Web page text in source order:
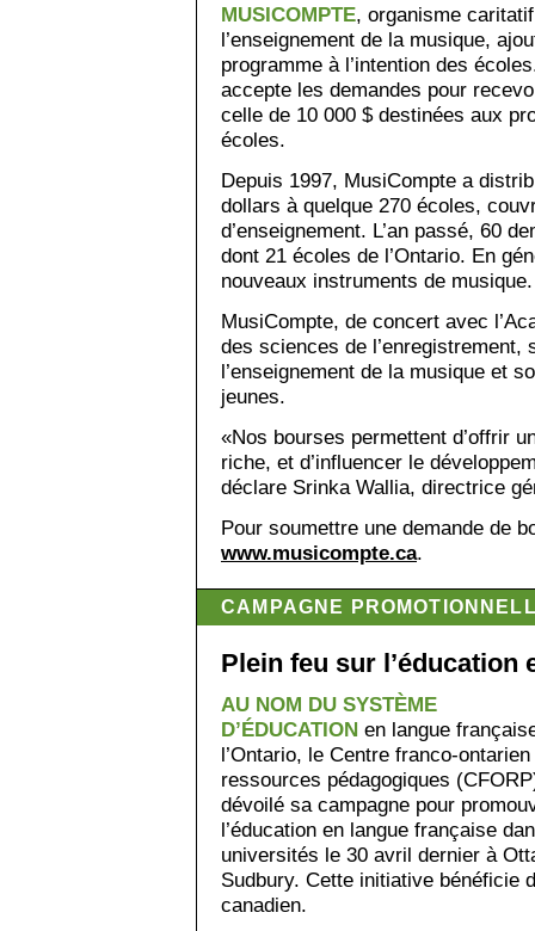
MUSICOMPTE, organisme
l’enseignement de la musique,
programme à l’intention des
accepte les demandes pour
celle de 10 000 $ destinées aux
écoles.
Depuis 1997, MusiCompte a
dollars à quelque 270 écoles,
d’enseignement. L’an passé, 60
dont 21 écoles de l’Ontario. En
nouveaux instruments de musique.
MusiCompte, de concert avec
des sciences de l’enregistrement,
l’enseignement de la musique et
jeunes.
«Nos bourses permettent d’offrir
riche, et d’influencer le
déclare Srinka Wallia, directrice
Pour soumettre une demande de
www.musicompte.ca.
CAMPAGNE
Plein feu sur l’éducation
AU NOM DU SYSTÈME
D’ÉDUCATION en langue
l’Ontario, le Centre franco-ontarien
ressources pédagogiques
dévoilé sa campagne pour
l’éducation en langue française
universités le 30 avril dernier à
Sudbury. Cette initiative bénéficie
canadien.